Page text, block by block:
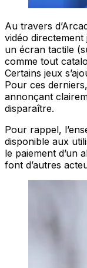
Au travers
vidéo
un écran tactile
comme tout
Certains jeux
Pour ces
annonçant
disparaître.
Pour rappel,
disponible aux
le paiement d’un
font d’autres